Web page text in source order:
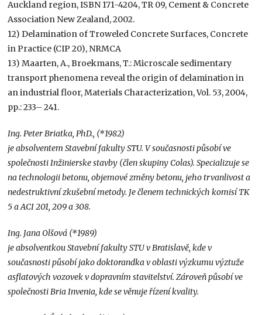
Auckland region, ISBN 171-4204, TR 09, Cement & Concrete
Association New Zealand, 2002.
12) Delamination of Troweled Concrete Surfaces, Concrete
in Practice (CIP 20), NRMCA
13) Maarten, A., Broekmans, T.: Microscale sedimentary
transport phenomena reveal the origin of delamination in
an industrial floor, Materials Characterization, Vol. 53, 2004,
pp.: 233– 241.
Ing. Peter Briatka, PhD., (*1982)
je absolventem Stavební fakulty STU. V současnosti působí ve
společnosti Inžinierske stavby (člen skupiny Colas). Specializuje se
na technologii betonu, objemové změny betonu, jeho trvanlivost a
nedestruktivní zkušební metody. Je členem technických komisí TK
5 a ACI 201, 209 a 308.
Ing. Jana Olšová (*1989)
je absolventkou Stavební fakulty STU v Bratislavě, kde v
současnosti působí jako doktorandka v oblasti výzkumu výztuže
asflatových vozovek v dopravním stavitelství. Zároveň působí ve
společnosti Bria Invenia, kde se věnuje řízení kvality.